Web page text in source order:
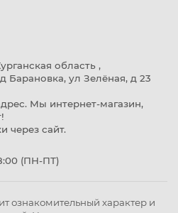
область ,
ул Зелёная, д 23
Мы интернет-магазин,
через сайт.
(ПН-ПТ)
ознакомительный характер и